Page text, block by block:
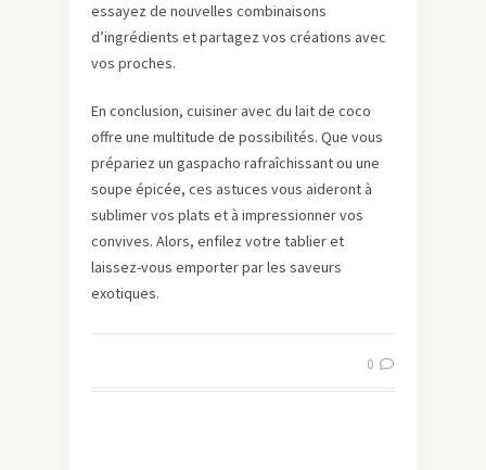
essayez de nouvelles combinaisons
d’ingrédients et partagez vos créations avec
vos proches.
En conclusion, cuisiner avec du lait de coco
offre une multitude de possibilités. Que vous
prépariez un gaspacho rafraîchissant ou une
soupe épicée, ces astuces vous aideront à
sublimer vos plats et à impressionner vos
convives. Alors, enfilez votre tablier et
laissez-vous emporter par les saveurs
exotiques.
0